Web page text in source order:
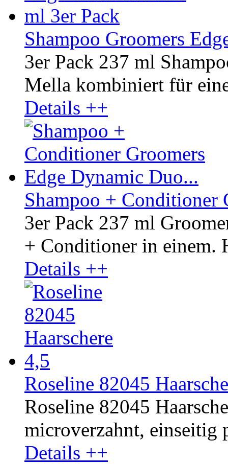
Shampoo Groomers
3er Pack 237 ml
Mella kombiniert für
Details ++
Shampoo + Conditioner
3er Pack 237 ml
+ Conditioner in einem.
Details ++
Roseline 82045
Roseline 82045
microverzahnt, einseitig
Details ++